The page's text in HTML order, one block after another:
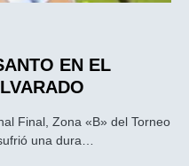
EN EL
Final, Zona «B» del Torneo
una dura…